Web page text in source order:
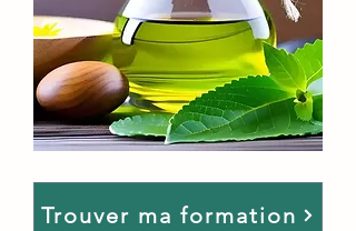
Trouver ma formation